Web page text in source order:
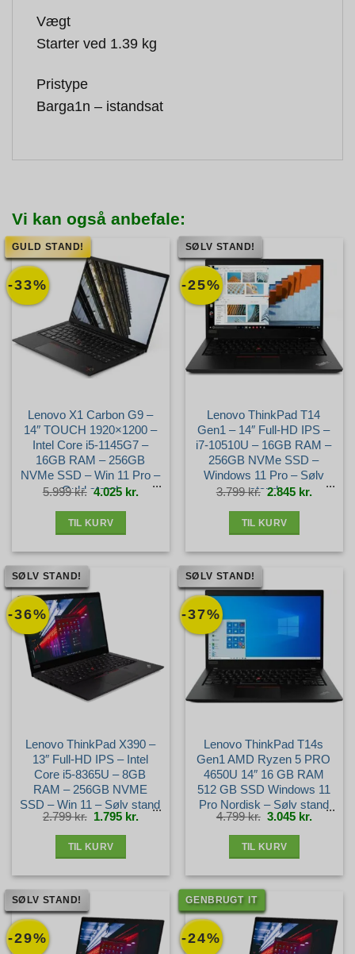
Vægt
Starter ved 1.39 kg
Pristype
Barga1n – istandsat
Vi kan også anbefale:
-33%
GULD STAND!
Lenovo X1 Carbon G9 –
14″ TOUCH 1920×1200 –
Intel Core i5-1145G7 –
16GB RAM – 256GB
NVMe SSD – Win 11 Pro –
Guld stand
5.999kr. Den
oprindelige
pris
4.025 kr. Den
aktuelle
pris
TIL KURV
-25%
SØLV STAND!
Lenovo ThinkPad T14
Gen1 – 14″ Full-HD IPS –
i7-10510U – 16GB RAM –
256GB NVMe SSD –
Windows 11 Pro – Sølv
stand
3.799kr. Den
oprindelige
pris
2.845 kr. Den
aktuelle
pris
TIL KURV
-36%
SØLV STAND!
Lenovo ThinkPad X390 –
13″ Full-HD IPS – Intel
Core i5-8365U – 8GB
RAM – 256GB NVME
SSD – Win 11 – Sølv stand
2.799kr. Den
oprindelige
pris
1.795 kr. Den
aktuelle
pris
TIL KURV
-37%
SØLV STAND!
Lenovo ThinkPad T14s
Gen1 AMD Ryzen 5 PRO
4650U 14″ 16 GB RAM
512 GB SSD Windows 11
Pro Nordisk – Sølv stand
4.799kr. Den
oprindelige
pris
3.045 kr. Den
aktuelle
pris
TIL KURV
-29%
SØLV STAND!
-24%
GENBRUGT IT